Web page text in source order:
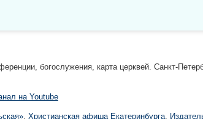
богослужения, карта церквей. Санкт-
на Youtube
, Христианская афиша Екатеринбургa,